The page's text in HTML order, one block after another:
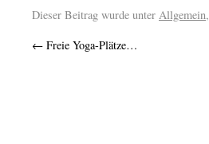
Dieser Beitrag wurde unter Allgemein,
← Freie Yoga-Plätze…